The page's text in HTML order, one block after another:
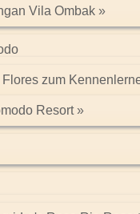
Vila Ombak
Flores zum
Resort